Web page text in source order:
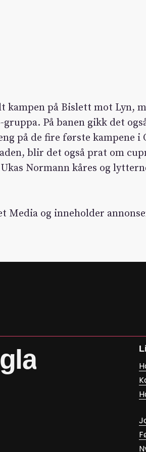
på Bislett mot Lyn,
På banen gikk det
på de fire første kampene i
blir det også prat om
Normann kåres og
Media og inneholder